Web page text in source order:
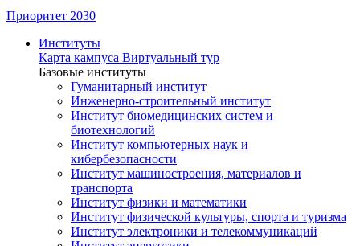
Приоритет 2030
Институты
Карта кампуса Виртуальный тур
Базовые институты
Гуманитарный институт
Инженерно-строительный институт
Институт биомедицинских систем и
биотехнологий
Институт компьютерных наук и
кибербезопасности
Институт машиностроения, материалов и
транспорта
Институт физики и математики
Институт физической культуры, спорта и туризма
Институт электроники и телекоммуникаций